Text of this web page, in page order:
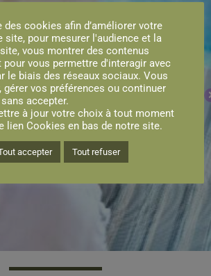
cookies afin d’améliorer votre
site, pour mesurer l'audience et la
vous montrer des contenus
pour vous permettre d'interagir avec
le biais des réseaux sociaux. Vous
gérer vos préférences ou continuer
accepter.
à jour votre choix à tout moment
lien Cookies en bas de notre site.
accepter Tout refuser